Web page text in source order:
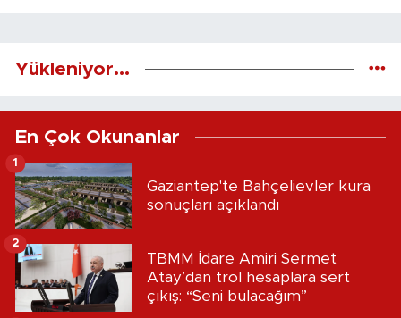
Yükleniyor...
En Çok Okunanlar
Gaziantep'te Bahçelievler kura
sonuçları açıklandı
1
TBMM İdare Amiri Sermet
Atay’dan trol hesaplara sert
çıkış: “Seni bulacağım”
2